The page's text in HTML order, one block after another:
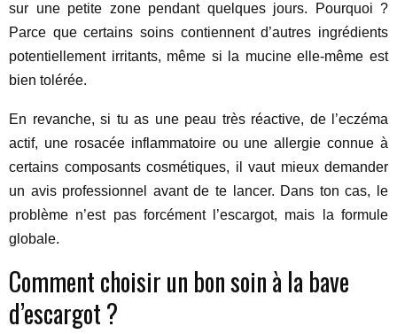
sur une petite zone pendant quelques jours. Pourquoi ?
Parce que certains soins contiennent d’autres ingrédients
potentiellement irritants, même si la mucine elle-même est
bien tolérée.
En revanche, si tu as une peau très réactive, de l’eczéma
actif, une rosacée inflammatoire ou une allergie connue à
certains composants cosmétiques, il vaut mieux demander
un avis professionnel avant de te lancer. Dans ton cas, le
problème n’est pas forcément l’escargot, mais la formule
globale.
Comment choisir un bon soin à la bave
d’escargot ?